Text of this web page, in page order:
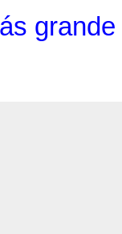
grande